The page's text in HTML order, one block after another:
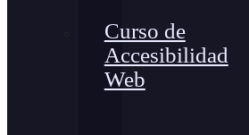
Curso de
Accesibilidad
Web